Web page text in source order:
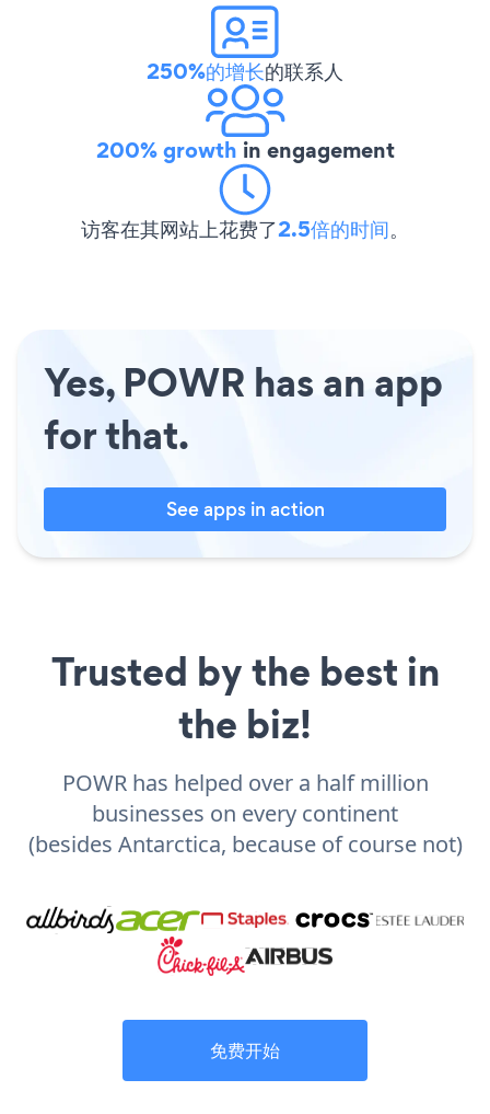
250%的增长的联系人
200% growth in engagement
访客在其网站上花费了2.5倍的时间。
Yes, POWR has an app
for that.
See apps in action
Trusted by the best in
the biz!
POWR has helped over a half million
businesses on every continent
(besides Antarctica, because of course not)
免费开始